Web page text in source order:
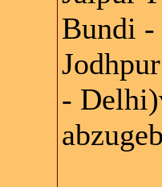
Bundi
-